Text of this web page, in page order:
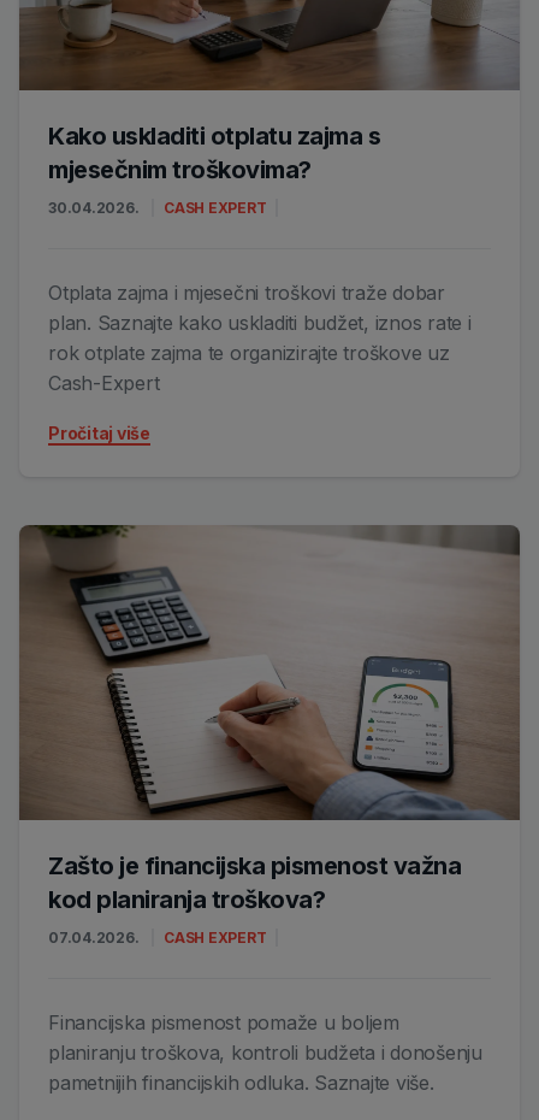
Kako uskladiti otplatu zajma s
mjesečnim troškovima?
30.04.2026. CASH EXPERT
Otplata zajma i mjesečni troškovi traže dobar
plan. Saznajte kako uskladiti budžet, iznos rate i
rok otplate zajma te organizirajte troškove uz
Cash-Expert
Pročitaj više
Zašto je financijska pismenost važna
kod planiranja troškova?
07.04.2026. CASH EXPERT
Financijska pismenost pomaže u boljem
planiranju troškova, kontroli budžeta i donošenju
pametnijih financijskih odluka. Saznajte više.